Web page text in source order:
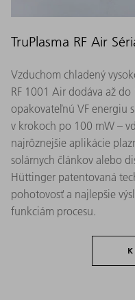
TruPlasma RF Air
Vzduchom chladený
RF 1001 Air dodáva až
opakovateľnú VF energiu
v krokoch po 100 mW –
najrôznejšie aplikácie
solárnych článkov alebo
Hüttinger patentovaná
pohotovosť a najlepšie
funkciám procesu.
K